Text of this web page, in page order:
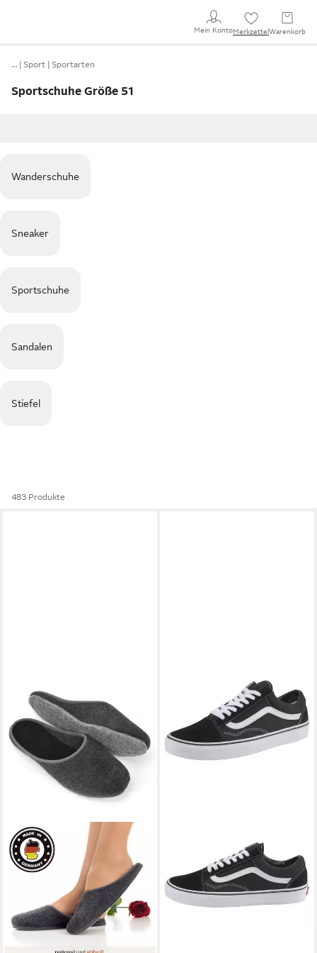
Mein KontoMerkzettel Warenkorb
… Sport Sportarten
Sportschuhe Größe 51
Wanderschuhe
Sneaker
Sportschuhe
Sandalen
Stiefel
483 Produkte